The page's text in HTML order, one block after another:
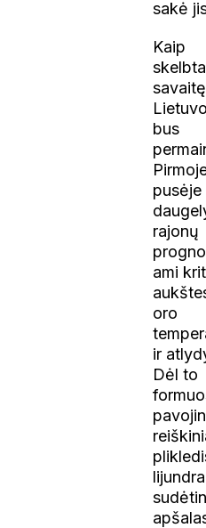
sakė
Kaip
bus
pusėje
rajonų
ami
oro
ir
Dėl to